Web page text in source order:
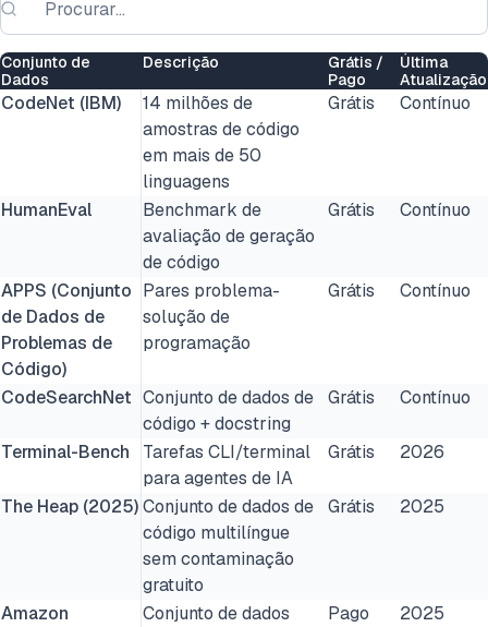
Conjunto de
Dados
Descrição
Grátis /
Pago
Última
Atualização
CodeNet (IBM)
14 milhões de
amostras de código
em mais de 50
linguagens
Grátis Contínuo
HumanEval
Benchmark de
avaliação de geração
de código
Grátis Contínuo
APPS (Conjunto
de Dados de
Problemas de
Código)
Pares problema-
solução de
programação
Grátis Contínuo
CodeSearchNet Conjunto de dados de
código + docstring
Grátis Contínuo
Terminal-Bench
Tarefas CLI/terminal
para agentes de IA
Grátis 2026
The Heap (2025)Conjunto de dados de
código multilíngue
sem contaminação
gratuito
Grátis 2025
Amazon
Conjunto de dados
Pago 2025